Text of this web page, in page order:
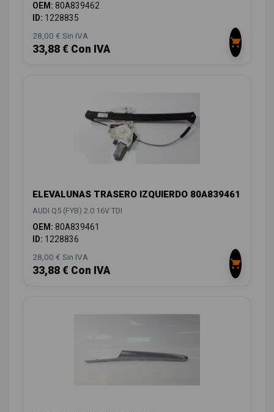
OEM: 80A839462
ID: 1228835
28,00 € Sin IVA
33,88 € Con IVA
ELEVALUNAS TRASERO IZQUIERDO 80A839461
AUDI Q5 (FYB) 2.0 16V TDI
OEM: 80A839461
ID: 1228836
28,00 € Sin IVA
33,88 € Con IVA